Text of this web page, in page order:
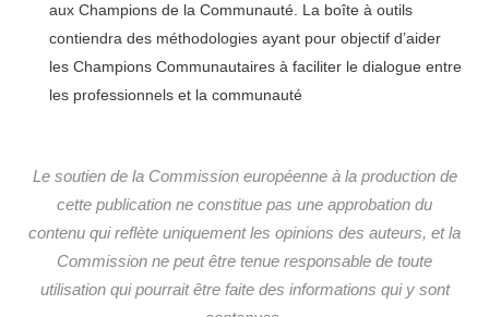
aux Champions de la Communauté. La boîte à outils
contiendra des méthodologies ayant pour objectif d’aider
les Champions Communautaires à faciliter le dialogue entre
les professionnels et la communauté
Le soutien de la Commission européenne à la production de
cette publication ne constitue pas une approbation du
contenu qui reflète uniquement les opinions des auteurs, et la
Commission ne peut être tenue responsable de toute
utilisation qui pourrait être faite des informations qui y sont